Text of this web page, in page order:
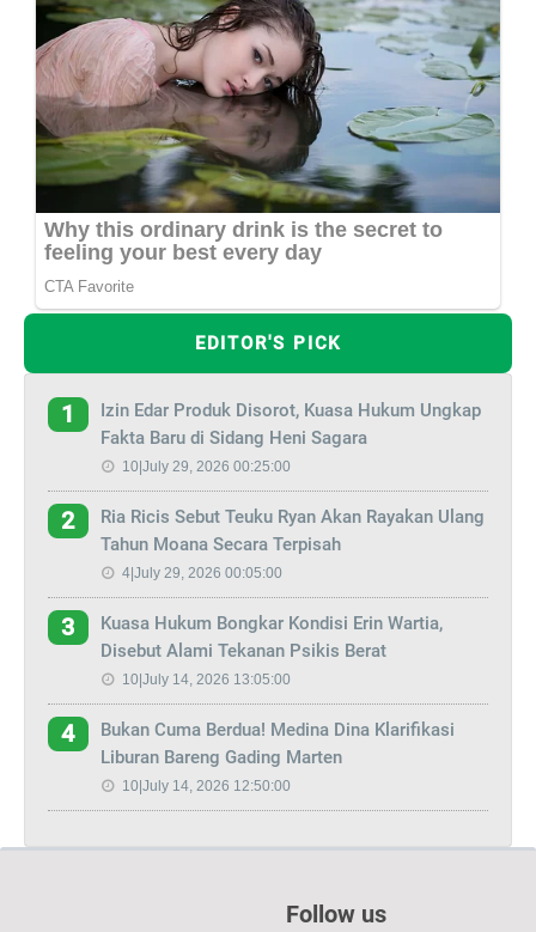
EDITOR'S PICK
1
Izin Edar Produk Disorot, Kuasa Hukum Ungkap
Fakta Baru di Sidang Heni Sagara
10|July 29, 2026 00:25:00
2
Ria Ricis Sebut Teuku Ryan Akan Rayakan Ulang
Tahun Moana Secara Terpisah
4|July 29, 2026 00:05:00
3
Kuasa Hukum Bongkar Kondisi Erin Wartia,
Disebut Alami Tekanan Psikis Berat
10|July 14, 2026 13:05:00
4
Bukan Cuma Berdua! Medina Dina Klarifikasi
Liburan Bareng Gading Marten
10|July 14, 2026 12:50:00
Follow us